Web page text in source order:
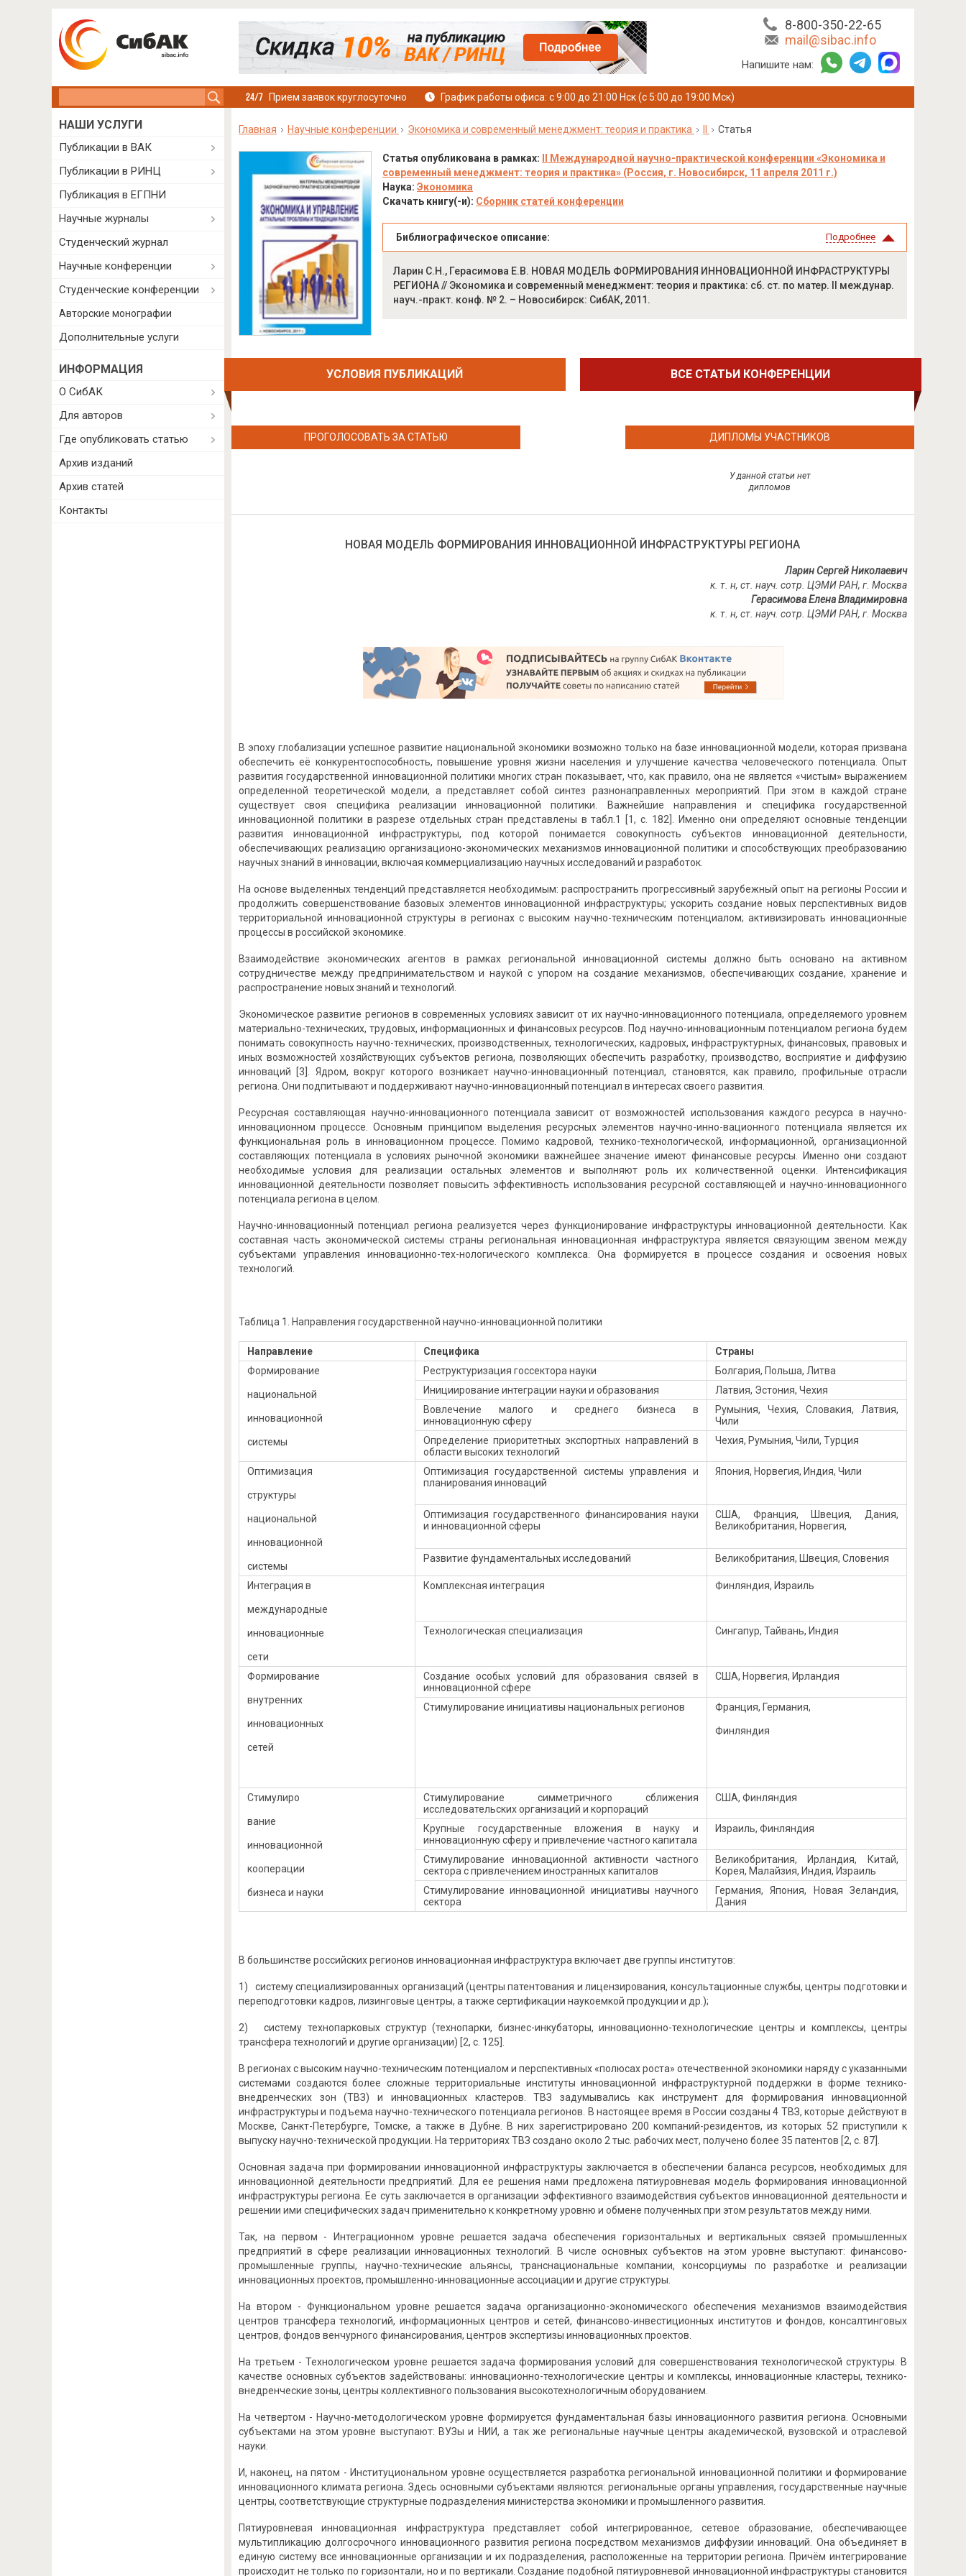
8-800-350-22-65
mail@sibac.info
Напишите нам:
Прием заявок круглосуточно График работы офиса: с 9:00 до 21:00 Нск (с 5:00 до 19:00 Мск)
Главная Научные конференции Экономика и современный менеджмент: теория и практика Статья
Статья опубликована в рамках:
II Международной научно-практической конференции «Экономика и
современный менеджмент: теория и практика» (Россия, г. Новосибирск, 11 апреля 2011 г.)
Наука: Экономика
Скачать книгу(-и): Сборник статей конференции
Библиографическое описание: Подробнее
Ларин С.Н., Герасимова Е.В. НОВАЯ МОДЕЛЬ ФОРМИРОВАНИЯ ИННОВАЦИОННОЙ ИНФРАСТРУКТУРЫ
РЕГИОНА // Экономика и современный менеджмент: теория и практика: сб. ст. по матер. II междунар.
науч.-практ. конф. № 2. – Новосибирск: СибАК, 2011.
УСЛОВИЯ ПУБЛИКАЦИЙ ВСЕ СТАТЬИ КОНФЕРЕНЦИИ
ПРОГОЛОСОВАТЬ ЗА СТАТЬЮ ДИПЛОМЫ УЧАСТНИКОВ
У данной статьи нет
дипломов
НОВАЯ МОДЕЛЬ ФОРМИРОВАНИЯ ИННОВАЦИОННОЙ ИНФРАСТРУКТУРЫ РЕГИОНА
Ларин Сергей Николаевич
к. т. н, ст. науч. сотр. ЦЭМИ РАН, г. Москва
Герасимова Елена Владимировна
к. т. н, ст. науч. сотр. ЦЭМИ РАН, г. Москва
В эпоху глобализации успешное развитие национальной экономики возможно только на базе инновационной модели, которая призвана
обеспечить её конкурентоспособность, повышение уровня жизни населения и улучшение качества человеческого потенциала. Опыт
развития государственной инновационной политики многих стран показывает, что, как правило, она не является «чистым» выражением
определенной теоретической модели, а представляет собой синтез разнонаправленных мероприятий. При этом в каждой стране
существует своя специфика реализации инновационной политики. Важнейшие направления и специфика государственной
инновационной политики в разрезе отдельных стран представлены в табл.1 [1, с. 182]. Именно они определяют основные тенденции
развития инновационной инфраструктуры, под которой понимается совокупность субъектов инновационной деятельности,
обеспечивающих реализацию организационо-экономических механизмов инновационной политики и способствующих преобразованию
научных знаний в инновации, включая коммерциализацию научных исследований и разработок.
На основе выделенных тенденций представляется необходимым: распространить прогрессивный зарубежный опыт на регионы России и
продолжить совершенствование базовых элементов инновационной инфраструктуры; ускорить создание новых перспективных видов
территориальной инновационной структуры в регионах с высоким научно-техническим потенциалом; активизировать инновационные
процессы в российской экономике.
Взаимодействие экономических агентов в рамках региональной инновационной системы должно быть основано на активном
сотрудничестве между предпринимательством и наукой с упором на создание механизмов, обеспечивающих создание, хранение и
распространение новых знаний и технологий.
Экономическое развитие регионов в современных условиях зависит от их научно-инновационного потенциала, определяемого уровнем
материально-технических, трудовых, информационных и финансовых ресурсов. Под научно-инновационным потенциалом региона будем
понимать совокупность научно-технических, производственных, технологических, кадровых, инфраструктур­ных, финансовых, правовых и
иных возможностей хозяйствующих субъектов региона, позволяющих обеспечить разработку, производство, восприятие и диффузию
инноваций [3]. Ядром, вокруг которого возникает научно-инновационный потенциал, становятся, как правило, профильные отрасли
региона. Они подпитывают и поддерживают научно-инновационный потенциал в интересах своего развития.
Ресурсная составляющая научно-инновационного потенциала зависит от возможностей использования каждого ресурса в научно-
инновационном процессе. Основным принципом выделения ресурсных элементов научно-инно-вационного потенциала является их
функциональная роль в инновационном процессе. Помимо кадровой, технико-технологической, информационной, организационной
составляющих потенциала в условиях рыночной экономики важнейшее значение имеют финансовые ресурсы. Именно они создают
необходимые условия для реализации остальных элементов и выполняют роль их количественной оценки. Интенсификация
инновационной деятельности позволяет повысить эффективность использования ресурсной составляющей и научно-инновационного
потенциала региона в целом.
Научно-инновационный потенциал региона реализуется через функционирование инфраструктуры инновационной деятельности. Как
составная часть экономической системы страны региональная инновационная инфраструктура является связующим звеном между
субъектами управления инновационно-тех-нологического комплекса. Она формируется в процессе создания и освоения новых
технологий.
Таблица 1. Направления государственной научно-инновационной политики
Направление Специфика
Страны
Формирование
национальной
инновационной
системы
Реструктуризация госсектора науки
Болгария, Польша, Литва
Инициирование интеграции науки и образования
Латвия, Эстония, Чехия
Вовлечение малого и среднего бизнеса в
инновационную сферу
Румыния, Чехия, Словакия, Латвия,
Чили
Определение приоритетных экспортных направлений в
области высоких технологий
Чехия, Румыния, Чили, Турция
Оптимизация
структуры
национальной
инновационной
системы
Оптимизация государственной системы управления и
планирования инноваций
Япония, Норвегия, Индия, Чили
Оптимизация государственного финансирования науки
и инновационной сферы
США, Франция, Швеция, Дания,
Великобритания, Норвегия,
Развитие фундаментальных исследований Великобритания, Швеция, Словения
Интеграция в
международные
инновационные
сети
Комплексная интеграция Финляндия, Израиль
Технологическая специализация Сингапур, Тайвань, Индия
Формирование
внутренних
инновационных
сетей
Создание особых условий для образования связей в
инновационной сфере
США, Норвегия, Ирландия
Стимулирование инициативы национальных регионов Франция, Германия,
Финляндия
Стимулиро
вание
инновационной
кооперации
бизнеса и науки
Стимулирование симметричного сближения
исследовательских организаций и корпораций
США, Финляндия
Крупные государственные вложения в науку и
инновационную сферу и привлечение частного капитала
Израиль, Финляндия
Стимулирование инновационной активности частного
сектора с привлечением иностранных капиталов
Великобритания, Ирландия, Китай,
Корея, Малайзия, Индия, Израиль
Стимулирование инновационной инициативы научного
сектора
Германия, Япония, Новая Зеландия,
Дания
В большинстве российских регионов инновационная инфраструктура включает две группы институтов:
1) систему специализированных организаций (центры патентования и лицензирования, консультационные службы, центры подготовки и
переподготовки кадров, лизинговые центры, а также сертификации наукоемкой продукции и др.);
2) систему технопарковых структур (технопарки, бизнес-инкубаторы, инновационно-технологические центры и комплексы, центры
трансфера технологий и другие организации) [2, с. 125].
В регионах с высоким научно-техническим потенциалом и перспективных «полюсах роста» отечественной экономики наряду с указанными
системами создаются более сложные территориальные институты инновационной инфраструктурной поддержки в форме технико-
внедренческих зон (ТВЗ) и инновационных кластеров. ТВЗ задумывались как инструмент для формирования инновационной
инфраструктуры и подъема научно-технического потенциала регионов. В настоящее время в России созданы 4 ТВЗ, которые действуют в
Москве, Санкт-Петербурге, Томске, а также в Дубне. В них зарегистрировано 200 компаний-резидентов, из которых 52 приступили к
выпуску научно-технической продукции. На территориях ТВЗ создано около 2 тыс. рабочих мест, получено более 35 патентов [2, с. 87].
Основная задача при формировании инновационной инфраструктуры заключается в обеспечении баланса ресурсов, необходимых для
инновационной деятельности предприятий. Для ее решения нами предложена пятиуровневая модель формирования инновационной
инфраструктуры региона. Ее суть заключается в организации эффективного взаимодействия субъектов инновационной деятельности и
решении ими специфических задач применительно к конкретному уровню и обмене полученных при этом результатов между ними.
Так, на первом - Интеграционном уровне решается задача обеспечения горизонтальных и вертикальных связей промышленных
предприятий в сфере реализации инновационных технологий. В числе основных субъектов на этом уровне выступают: финансово-
промышленные группы, научно-технические альянсы, транснациональные компании, консорциумы по разработке и реализации
инновационных проектов, промышленно-инновационные ассоциации и другие структуры.
На втором - Функциональном уровне решается задача организационно-экономического обеспечения механизмов взаимодействия
центров трансфера технологий, информационных центров и сетей, финансово-инвестиционных институтов и фондов, консалтинговых
центров, фондов венчурного финансирования, центров экспертизы инновационных проектов.
На третьем - Технологическом уровне решается задача формирования условий для совершенствования технологической структуры. В
качестве основных субъектов задействованы: инновационно-технологические центры и комплексы, инновационные кластеры, технико-
внедренческие зоны, центры коллективного пользования высокотехнологичным оборудованием.
На четвертом - Научно-методологическом уровне формируется фундаментальная базы инновационного развития региона. Основными
субъектами на этом уровне выступают: ВУЗы и НИИ, а так же региональные научные центры академической, вузовской и отраслевой
науки.
И, наконец, на пятом - Институциональном уровне осуществляется разработка региональной инновационной политики и формирование
инновационного климата региона. Здесь основными субъектами являются: региональные органы управления, государственные научные
центры, соответствующие структурные подразделения министерства экономики и промышленного развития.
Пятиуровневая инновационная инфраструктура представляет собой интегрированное, сетевое образование, обеспечивающее
мультипликацию долгосрочного инновационного развития региона посредством механизмов диффузии инноваций. Она объединяет в
единую систему все инновационные организации и их подразделения, расположенные на территории региона. Причём интегрирование
происходит не только по горизонтали, но и по вертикали. Создание подобной пятиуровневой инновационной инфраструктуры становится
НАШИ УСЛУГИ
Публикации в ВАК
Публикации в РИНЦ
Публикация в ЕГПНИ
Научные журналы
Студенческий журнал
Научные конференции
Студенческие конференции
Авторские монографии
Дополнительные услуги
ИНФОРМАЦИЯ
О СибАК
Для авторов
Где опубликовать статью
Архив изданий
Архив статей
Контакты